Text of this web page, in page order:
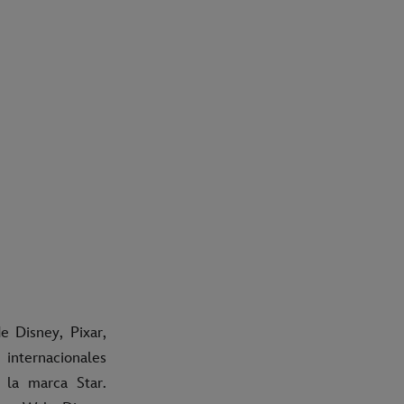
Disney, Pixar,
marca Star.